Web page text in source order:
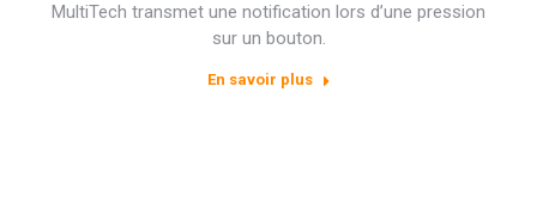
MultiTech transmet une notification lors d’une pression
sur un bouton.
En savoir plus